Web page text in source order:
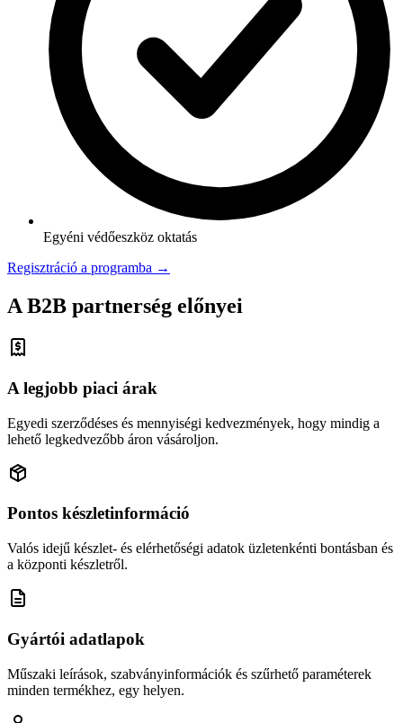
Egyéni védőeszköz oktatás
Regisztráció a programba →
A B2B partnerség előnyei
A legjobb piaci árak
Egyedi szerződéses és mennyiségi kedvezmények, hogy mindig a
lehető legkedvezőbb áron vásároljon.
Pontos készletinformáció
Valós idejű készlet- és elérhetőségi adatok üzletenkénti bontásban és
a központi készletről.
Gyártói adatlapok
Műszaki leírások, szabványinformációk és szűrhető paraméterek
minden termékhez, egy helyen.